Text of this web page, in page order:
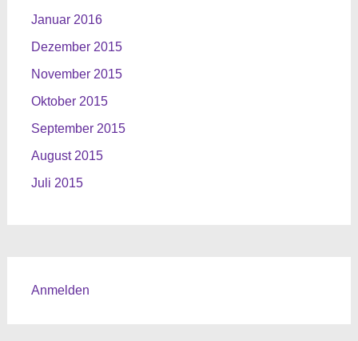
Januar 2016
Dezember 2015
November 2015
Oktober 2015
September 2015
August 2015
Juli 2015
Anmelden